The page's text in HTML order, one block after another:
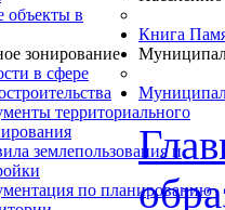
в
зонирование
в сфере
территориального
землепользования и
по планированию
Книга